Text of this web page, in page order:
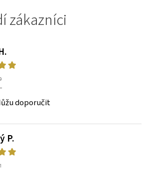
zákazníci
doporučit
P.